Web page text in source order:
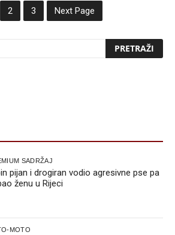
2 3 Next Page
SADRŽAJ
pijan i drogiran vodio agresivne pse pa
ženu u Rijeci
MOTO